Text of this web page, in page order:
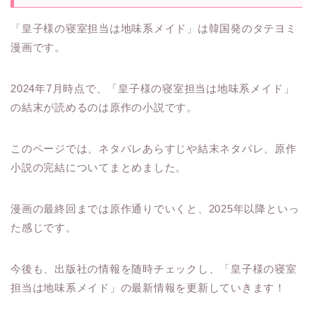
「皇子様の寝室担当は地味系メイド」は韓国発のタテヨミ
漫画です。
2024年7月時点で、「皇子様の寝室担当は地味系メイド」
の結末が読めるのは原作の小説です。
このページでは、ネタバレあらすじや結末ネタバレ、原作
小説の完結についてまとめました。
漫画の最終回までは原作通りでいくと、2025年以降といっ
た感じです。
今後も、出版社の情報を随時チェックし、「皇子様の寝室
担当は地味系メイド」の最新情報を更新していきます！